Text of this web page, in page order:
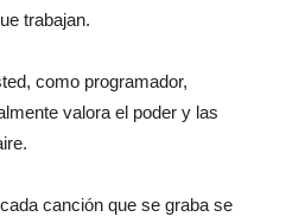
trabajan.
como programador,
valora el poder y las
canción que se graba se